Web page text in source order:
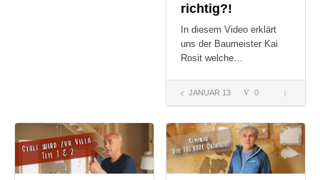
richtig?!
In diesem Video erklärt
uns der Baumeister Kai
Rosit welche…
JANUAR 13 0
– Wie
es